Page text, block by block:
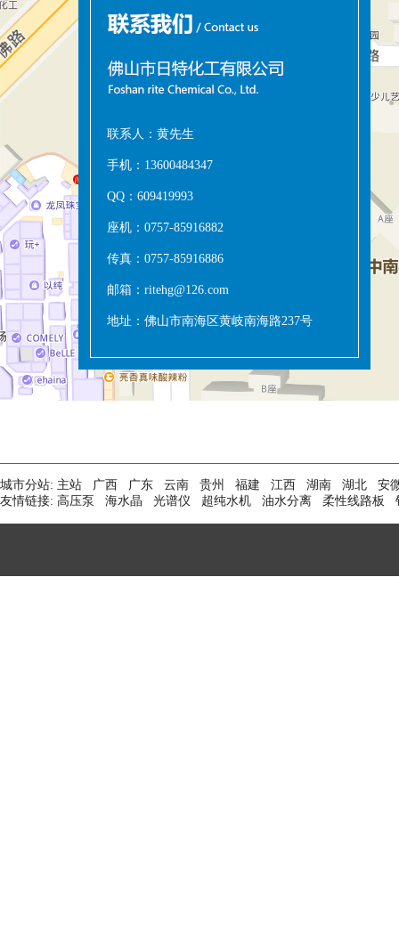
联系人：黄先生
手机：13600484347
QQ：609419993
座机：0757-85916882
传真：0757-85916886
邮箱：ritehg@126.com
地址：佛山市南海区黄岐南海路237号
城市分站: 主站 广西 广东 云南 贵州 福建 江西 湖南 湖北
安
友情链接: 高压泵 海水晶 光谱仪 超纯水机 油水分离 柔性线路板